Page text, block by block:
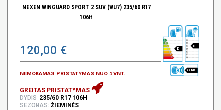
NEXEN WINGUARD SPORT 2 SUV (WU7) 235/60 R17
106H
120,00 €
NEMOKAMAS PRISTATYMAS NUO 4 VNT.
D
C
72 DB
GREITAS PRISTATYMAS
DYDIS: 235/60 R17 106H
SEZONAS: ŽIEMINĖS